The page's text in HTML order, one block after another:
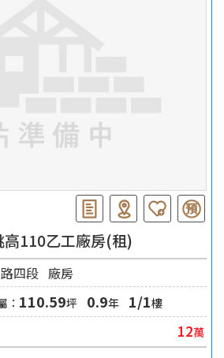
高110乙工廠房(租)
四段 廠房
： 110.59坪 0.9年 1/1樓
12萬